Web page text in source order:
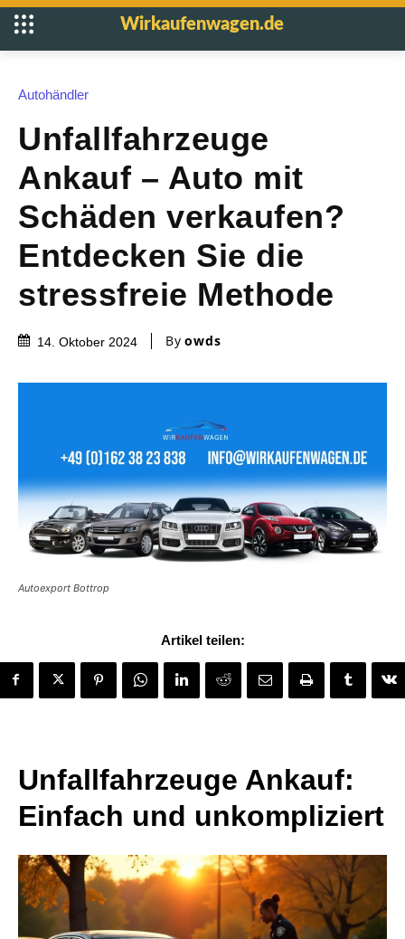
Wirkaufenwagen.de
Autohändler
Unfallfahrzeuge
Ankauf – Auto mit
Schäden verkaufen?
Entdecken Sie die
stressfreie Methode
14. Oktober 2024 By owds
Autoexport Bottrop
Artikel teilen:
Unfallfahrzeuge Ankauf:
Einfach und unkompliziert